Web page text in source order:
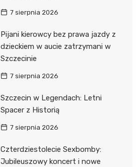
7 sierpnia 2026
Pijani kierowcy bez prawa jazdy z
dzieckiem w aucie zatrzymani w
Szczecinie
7 sierpnia 2026
Szczecin w Legendach: Letni
Spacer z Historią
7 sierpnia 2026
Czterdziestolecie Sexbomby:
Jubileuszowy koncert i nowe